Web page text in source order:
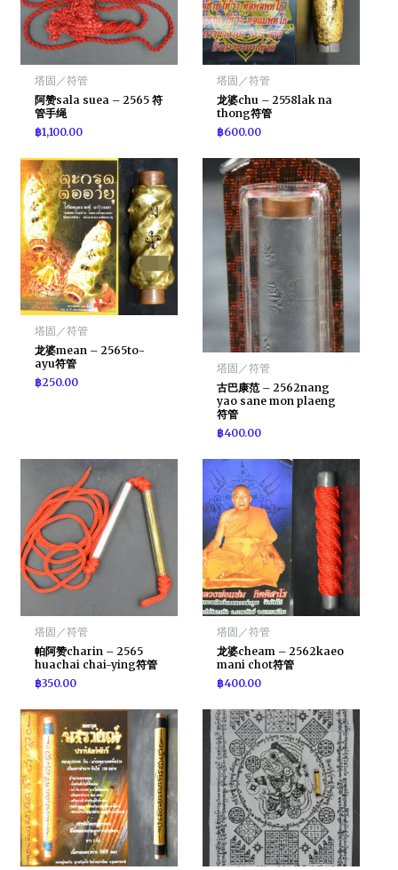
塔固／符管
阿赞sala suea – 2565 符
管手绳
฿1,100.00
塔固／符管
龙婆chu – 2558lak na
thong符管
฿600.00
塔固／符管
龙婆mean – 2565to-
ayu符管
฿250.00
塔固／符管
古巴康范 – 2562nang
yao sane mon plaeng
符管
฿400.00
塔固／符管
帕阿赞charin – 2565
huachai chai-ying符管
฿350.00
塔固／符管
龙婆cheam – 2562kaeo
mani chot符管
฿400.00